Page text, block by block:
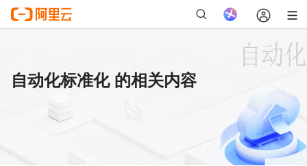
自动化标准化 的相关内容